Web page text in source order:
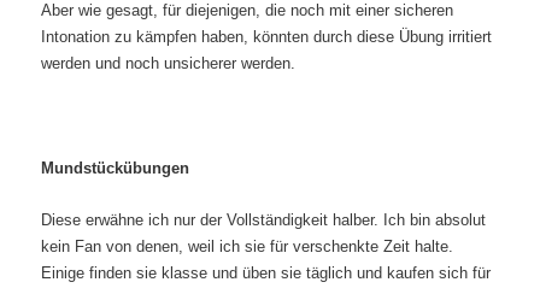
Aber wie gesagt, für diejenigen, die noch mit einer sicheren
Intonation zu kämpfen haben, könnten durch diese Übung irritiert
werden und noch unsicherer werden.
Mundstückübungen
Diese erwähne ich nur der Vollständigkeit halber. Ich bin absolut
kein Fan von denen, weil ich sie für verschenkte Zeit halte.
Einige finden sie klasse und üben sie täglich und kaufen sich für